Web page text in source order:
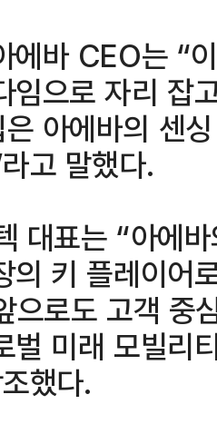
에바 CEO는 “
임으로 자리 잡
아에바의 센
고 말했다.
대표는 “아에
의 키 플레이어
으로도 고객 중
벌 미래 모빌리
했다.